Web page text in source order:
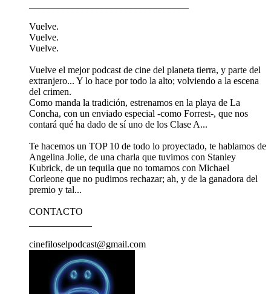
Vuelve.
Vuelve.
Vuelve.
Vuelve el mejor podcast de cine del planeta tierra, y parte del
extranjero... Y lo hace por todo la alto; volviendo a la escena
del crimen.
Como manda la tradición, estrenamos en la playa de La
Concha, con un enviado especial -como Forrest-, que nos
contará qué ha dado de sí uno de los Clase A...
Te hacemos un TOP 10 de todo lo proyectado, te hablamos de
Angelina Jolie, de una charla que tuvimos con Stanley
Kubrick, de un tequila que no tomamos con Michael
Corleone que no pudimos rechazar; ah, y de la ganadora del
premio y tal...
CONTACTO
cinefiloselpodcast@gmail.com